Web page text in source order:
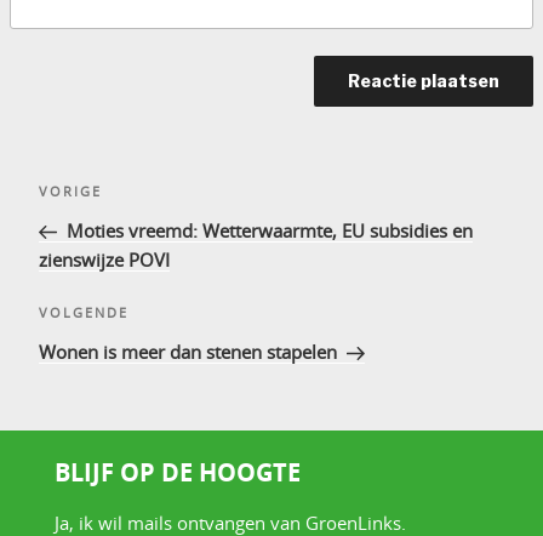
Bericht
Vorig
bericht
VORIGE
Moties vreemd: Wetterwaarmte, EU subsidies en
zienswijze POVI
Volgend
bericht
VOLGENDE
Wonen is meer dan stenen stapelen
BLIJF OP DE HOOGTE
Ja, ik wil mails ontvangen van GroenLinks.